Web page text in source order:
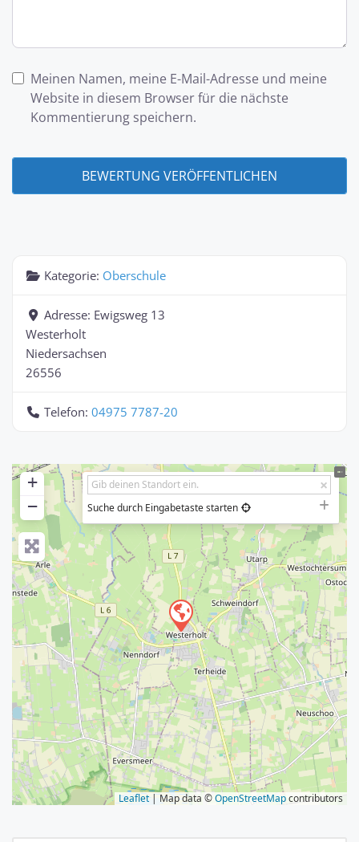
Meinen Namen, meine E-Mail-Adresse und meine
Website in diesem Browser für die nächste
Kommentierung speichern.
Kategorie: Oberschule
Adresse: Ewigsweg 13
Westerholt
Niedersachsen
26556
Telefon: 04975 7787-20
+
−
Suche durch Eingabetaste starten
Leaflet| Map data ©OpenStreetMapcontributors